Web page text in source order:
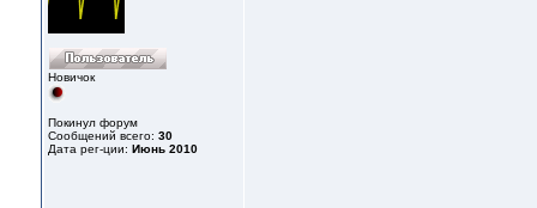
Новичок
Покинул форум
Сообщений всего: 30
Дата рег-ции: Июнь 2010